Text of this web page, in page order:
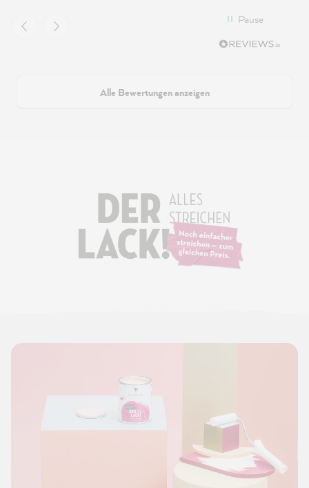
würde ich also überdenken, deshalb habe ich 1
Stern abgezogen.
Pause
Alle Bewertungen anzeigen